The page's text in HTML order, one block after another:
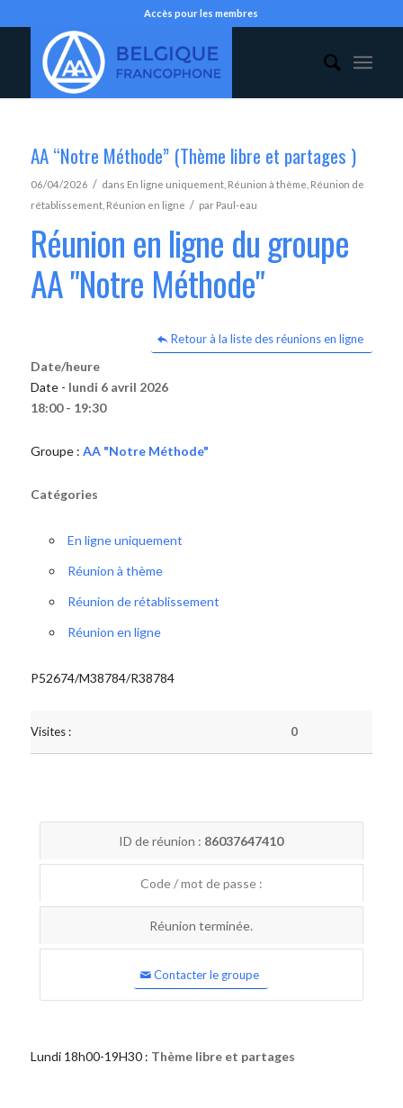
Accès pour les membres
AA “Notre Méthode” (Thème libre et partages )
06/04/2026 / dans En ligne uniquement, Réunion à thème Réunion de
rétablissement, Réunion en ligne / par Paul-eau
Réunion en ligne du groupe
AA "Notre Méthode"
Retour à la liste des réunions en ligne
Date/heure
Date - lundi 6 avril 2026
18:00 - 19:30
Groupe : AA "Notre Méthode"
Catégories
En ligne uniquement
Réunion à thème
Réunion de rétablissement
Réunion en ligne
P52674/M38784/R38784
Visites : 0
ID de réunion : 86037647410
Code / mot de passe :
Réunion terminée.
Contacter le groupe
Lundi 18h00-19H30 : Thème libre et partages